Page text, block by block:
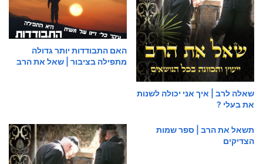
שאלה לרב | איך אני יכולה לשנות
את בעלי ?
האם התבודדות יותר גדולה
מתפילה בציבור | שאל את הרב
תשאל את הרב | ספר שמות
הצדיקים